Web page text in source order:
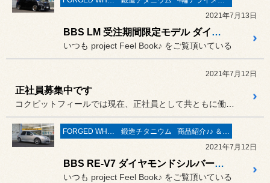
2021年7月13日
BBS LM 受注期間限定モデル ダイヤモンドゴールド × BKBDリム & サンダーボルト ジャパン 鍛造チタニウム 装着 ／ トヨタ AGH35W ヴェルファイア
いつも project Feel Book♪ をご覧頂いている
2021年7月12日
正社員募集中です
FORGED WHEELS 鍛造チタニウム
商品紹介♪♪ ＆ ”フィール”からのお知らせ。
2021年7月12日
BBS RE-V7 ダイヤモンドシルバー（DS）× ポテンザ S007A & サンダーボルト ジャパン 鍛造チタニウム 装着作業 ／ フォルクスワーゲン ゴルフ Ⅳ GLI
いつも project Feel Book♪ をご覧頂いている